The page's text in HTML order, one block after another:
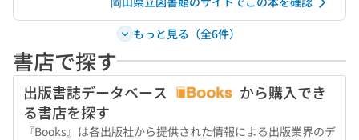
もっと見る（全6件）
書店で探す
出版書誌データベース
から購入でき
る書店を探す
『Books』は各出版社から提供された情報による出版業界のデ